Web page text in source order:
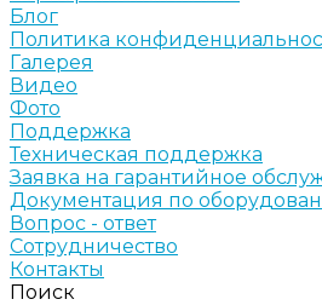
Блог
Политика
Галерея
Видео
Фото
Поддержка
Техническая поддержка
Заявка на гарантийное
Документация по
Вопрос - ответ
Сотрудничество
Контакты
Поиск